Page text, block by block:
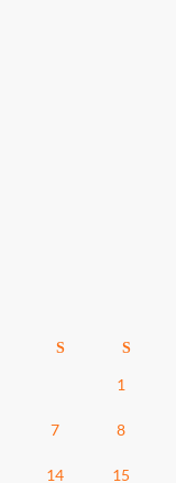
S S
1
7 8
14 15